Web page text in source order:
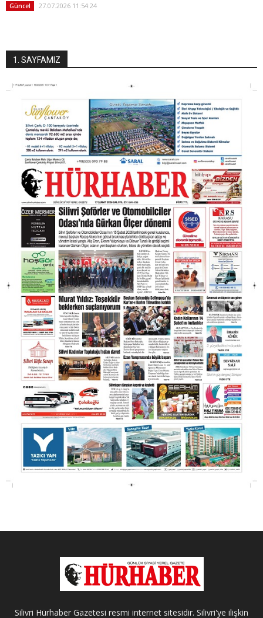
Güncel 27.07.2026 11:54:24
1. SAYFAMIZ
Silivri Hürhaber Gazetesi resmi internet sitesidir. Silivri'ye ilişkin